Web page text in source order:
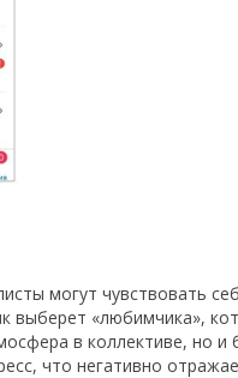
могут чувствовать
выберет «любимчика»,
в коллективе, но и
что негативно